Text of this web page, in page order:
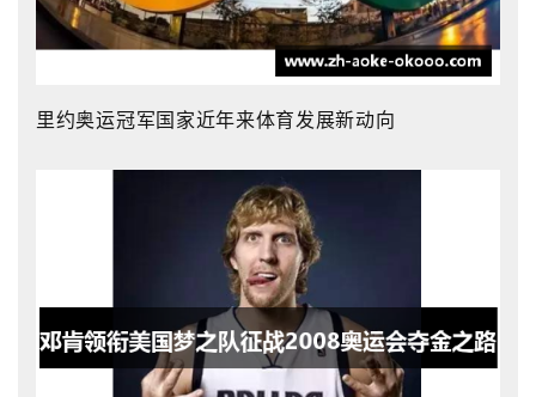
里约奥运冠军国家近年来体育发展新动向